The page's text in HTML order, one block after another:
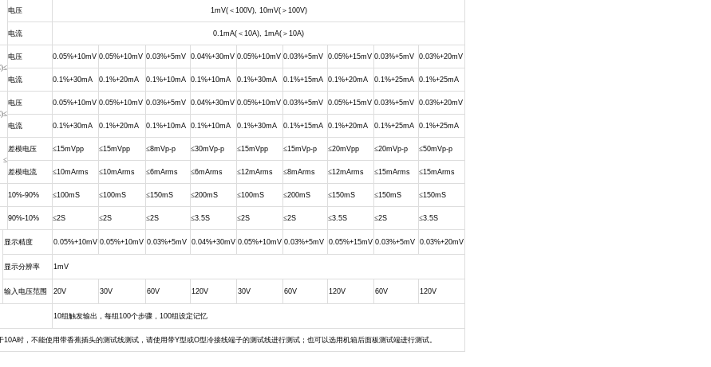
电压 1mV(＜ 100V), 10mV(＞ 100V)
电流 0.1mA( ＜10A), 1mA( ＞10A)
电压 0.05%+10mV 0.05%+10mV 0.03%+5mV 0.04%+30mV 0.05%+10mV 0.03%+5mV 0.05%+15mV 0.03%+5mV 0.03%+20mV
电流 0.1%+30mA 0.1%+20mA 0.1%+10mA 0.1%+10mA 0.1%+30mA 0.1%+15mA 0.1%+20mA 0.1%+25mA 0.1%+25mA
电压 0.05%+10mV 0.05%+10mV 0.03%+5mV 0.04%+30mV 0.05%+10mV 0.03%+5mV 0.05%+15mV 0.03%+5mV 0.03%+20mV
电流 0.1%+30mA 0.1%+20mA 0.1%+10mA 0.1%+10mA 0.1%+30mA 0.1%+15mA 0.1%+20mA 0.1%+25mA 0.1%+25mA
≤
差模电压 ≤15mVpp ≤15mVpp ≤8mVp-p ≤30mVp-p ≤15mVpp ≤15mVp-p ≤20mVpp ≤20mVp-p ≤50mVp-p
差模电流 ≤10mArms ≤10mArms ≤6mArms ≤6mArms ≤12mArms ≤8mArms ≤12mArms ≤15mArms ≤15mArms
10%-90% ≤100mS ≤100mS ≤150mS ≤200mS ≤100mS ≤200mS ≤150mS ≤150mS ≤150mS
90%-10% ≤2S ≤2S ≤2S ≤3.5S ≤2S ≤2S ≤3.5S ≤2S ≤3.5S
显示精度 0.05%+10mV 0.05%+10mV 0.03%+5mV 0.04%+30mV 0.05%+10mV 0.03%+5mV 0.05%+15mV 0.03%+5mV 0.03%+20mV
显示分辨率 1mV
输入电压范围 20V 30V 60V 120V 30V 60V 120V 60V 120V
10组触发输出，每组100个步骤，100组设定记忆
10A时，不能使用带香蕉插头的测试线测试，请使用带Y型或O型冷接线端子的测试线进行测试；也可以选用机箱后面板测试端进行测试。